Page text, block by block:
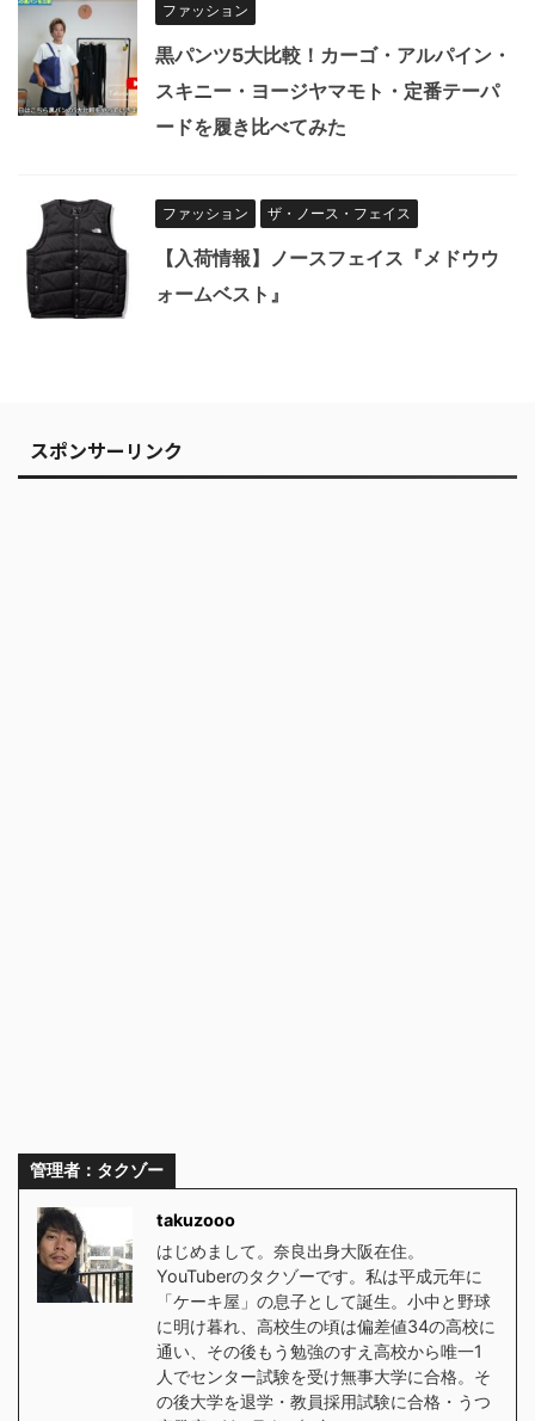
ファッション
黒パンツ5大比較！カーゴ・アルパイン・
スキニー・ヨージヤマモト・定番テーパ
ードを履き比べてみた
ファッション ザ・ノース・フェイス
【入荷情報】ノースフェイス『メドウウ
ォームベスト』
スポンサーリンク
管理者：タクゾー
takuzooo
はじめまして。奈良出身大阪在住。
YouTuberのタクゾーです。私は平成元年に
「ケーキ屋」の息子として誕生。小中と野球
に明け暮れ、高校生の頃は偏差値34の高校に
通い、その後もう勉強のすえ高校から唯一1
人でセンター試験を受け無事大学に合格。そ
の後大学を退学・教員採用試験に合格・うつ